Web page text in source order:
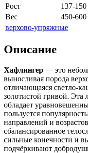
Рост
137-
Вес
450-600
верхово-упряжные
Описание
Хафлингер — это
выносливая порода
отличающаяся светло-
золотистой гривой. Эта
обладает
пользуется
направлений и
сбалансированное
сильные конечности и
подчёркивают